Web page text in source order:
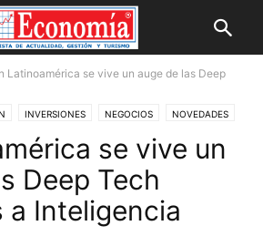
Latinoamérica se vive un auge de las Deep
INVERSIONES NEGOCIOS NOVEDADES
se vive un
Deep Tech
a Inteligencia